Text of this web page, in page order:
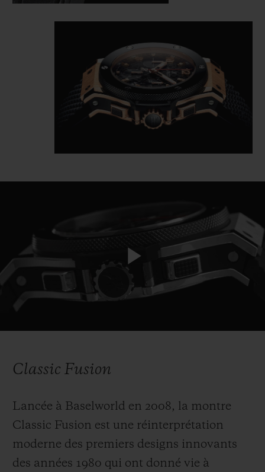
Play
Classic Fusion
Lancée à Baselworld en 2008, la montre
Classic Fusion est une réinterprétation
moderne des premiers designs innovants
des années 1980 qui ont donné vie à